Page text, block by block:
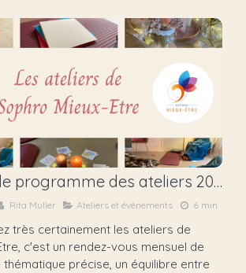
Découvrez le programme des ateliers 2025-2026
Rita Muller Ateliers et évènements 6 min.
très certainement les ateliers de
c'est un rendez-vous mensuel de
précise, un équilibre entre